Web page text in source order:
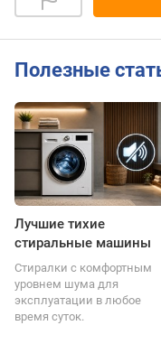
Полезные
Лучшие тихие
стиральные машины
Стиралки с комфортным
уровнем шума для
эксплуатации в любое
время суток.